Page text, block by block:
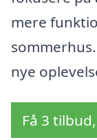
mere
nye
Få 3